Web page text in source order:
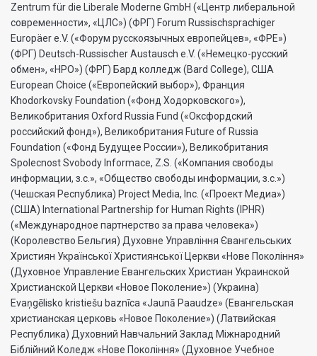
Zentrum für die Liberale Moderne GmbH («Центр либеральной
современности», «ЦЛС») (ФРГ) Forum Russischsprachiger
Europäer e.V. («Форум русскоязычных европейцев», «ФРЕ»)
(ФРГ) Deutsch-Russischer Austausch e.V. («Немецко-русский
обмен», «НРО») (ФРГ) Бард колледж (Bard College), США
European Choice («Европейский выбор»), Франция
Khodorkovsky Foundation («Фонд Ходорковского»),
Великобритания Oxford Russia Fund («Оксфордский
российский фонд»), Великобритания Future of Russia
Foundation («Фонд Будущее России»), Великобритания
Spolecnost Svobody Informace, Z.S. («Компания свободы
информации, з.с.», «Общество свободы информации, з.с.»)
(Чешская Республика) Project Media, Inc. («Проект Медиа»)
(США) International Partnership for Human Rights (IPHR)
(«Международное партнерство за права человека»)
(Королевство Бельгия) Духовне Управлiння Євангельських
Християн Української Християнської Церкви «Нове Поколiння»
(Духовное Управление Евангельских Христиан Украинской
Христианской Церкви «Новое Поколение») (Украина)
Evaņgēlisko kristiešu baznīca «Jaunā Paaudze» (Евангельская
христианская церковь «Новое Поколение») (Латвийская
Республика) Духовний Навчальний Заклад Міжнародний
Біблійний Коледж «Нове Покоління» (Духовное Учебное